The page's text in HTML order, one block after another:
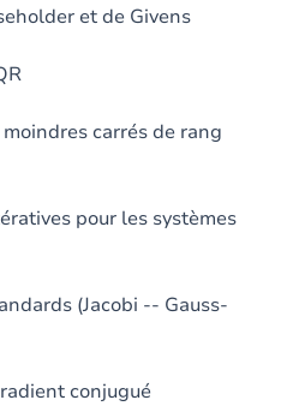
et de Givens
carrés de rang
pour les systèmes
(Jacobi -- Gauss-
conjugué